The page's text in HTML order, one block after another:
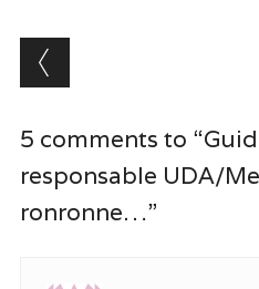
Post
5 comments to
responsable UDA/
ronronne…”